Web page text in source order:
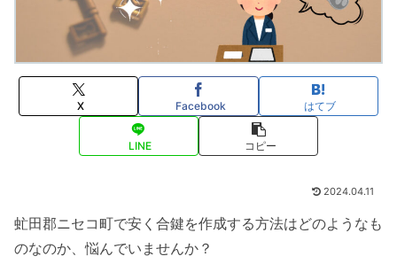
X Facebook はてブ
LINE コピー
2024.04.11
虻田郡ニセコ町で安く合鍵を作成する方法はどのようなも
のなのか、悩んでいませんか？